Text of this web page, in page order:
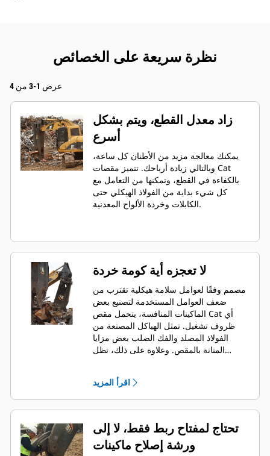
نظرة سريعة على الخصائص
عرض 1-3 من 4
زاد معدل القطع، ويتم بشكل
أسرع
يمكنك معالجة مزيد من الأطنان كل ساعة،
وبالتالي زيادة أرباحك. تتميز مقصات Cat
بالكفاءة في القطع، وتمكنها من التعامل مع
كل شيء بداية من الفولاذ الهيكلي حتى
الكابلات وخردة الألواح المعدنية.
لا تعجزه أية كومة خردة
مصمم وفقًا لعوامل سلامة هيكلية تقترب من
ضعف العوامل المستخدمة لتصنيع بعض
الماكينات المنافسة، يتحمل مقص Cat أي
ظروف تشغيل. تمثل الهياكل المصنعة من
الفولاذ المصلد والفك الصلب بعض مزايا
المتانة بالمقص. وعلاوة على ذلك، تظل
اقرأ المزيد
تحتاج لمفتاح ربط فقط، لا إلى
ورشة إصلاح ماكينات